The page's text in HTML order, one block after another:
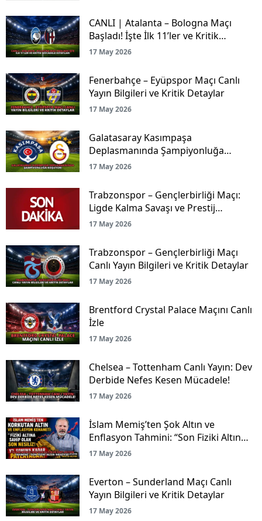
CANLI | Atalanta – Bologna Maçı
Başladı! İşte İlk 11’ler ve Kritik
Mücadele Detayları
17 May 2026
Fenerbahçe – Eyüpspor Maçı Canlı
Yayın Bilgileri ve Kritik Detaylar
17 May 2026
Galatasaray Kasımpaşa
Deplasmanında Şampiyonluğa
Koşuyor!
17 May 2026
Trabzonspor – Gençlerbirliği Maçı:
Ligde Kalma Savaşı ve Prestij
Mücadelesi Canlı Yayınla Ekranlarda!
17 May 2026
Trabzonspor – Gençlerbirliği Maçı
Canlı Yayın Bilgileri ve Kritik Detaylar
17 May 2026
Brentford Crystal Palace Maçını Canlı
İzle
17 May 2026
Chelsea – Tottenham Canlı Yayın: Dev
Derbide Nefes Kesen Mücadele!
17 May 2026
İslam Memiş’ten Şok Altın ve
Enflasyon Tahmini: “Son Fiziki Altın
Nesliyiz!”
17 May 2026
Everton – Sunderland Maçı Canlı
Yayın Bilgileri ve Kritik Detaylar
17 May 2026